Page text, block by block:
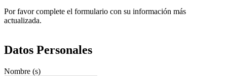
Por favor complete el formulario con su información más
actualizada.
Datos Personales
Nombre (s)